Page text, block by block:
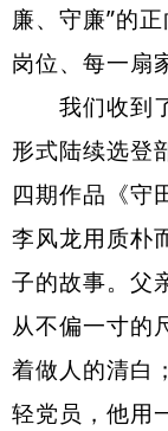
廉、守廉”的
岗位、每一扇
我们收到了
形式陆续选登
四期作品《守
李风龙用质朴
子的故事。父
从不偏一寸的
着做人的清白
轻党员，他用